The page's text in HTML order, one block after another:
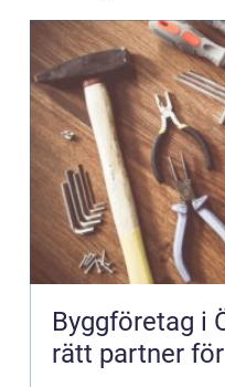
Byggföretag i
rätt partner